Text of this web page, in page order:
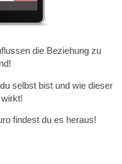
die Beziehung zu
selbst bist und wie dieser
findest du es heraus!